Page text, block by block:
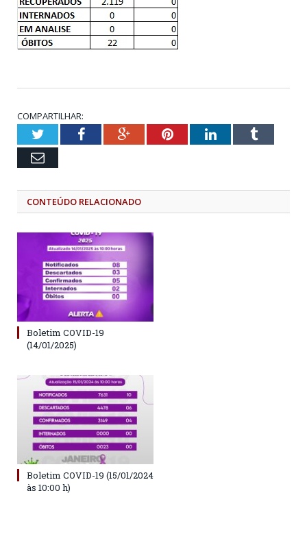
COMPARTILHAR:
TwitterFacebookGoogle+PinterestLinkedInTumblr
Email
CONTEÚDO RELACIONADO
Boletim COVID-19
(14/01/2025)
Boletim COVID-19 (15/01/2024
às 10:00 h)